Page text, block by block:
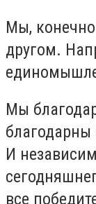
Мы,
другом.
Мы
благодарны
И
все